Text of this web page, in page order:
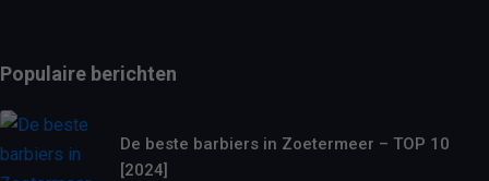
Populaire berichten
De beste barbiers in Zoetermeer – TOP 10
[2024]